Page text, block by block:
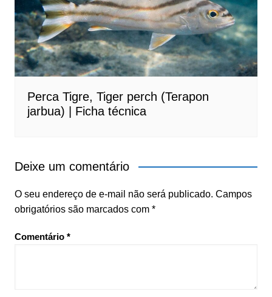
Perca Tigre, Tiger perch (Terapon
jarbua) | Ficha técnica
Deixe um comentário
O seu endereço de e-mail não será publicado. Campos
obrigatórios são marcados com *
Comentário *